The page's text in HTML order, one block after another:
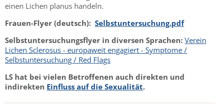
einen Lichen planus handeln.
Frauen-Flyer (deutsch): Selbstuntersuchung.pdf
Selbstuntersuchungsflyer in diversen Sprachen: Verein
Lichen Sclerosus - europaweit engagiert - Symptome /
Selbstuntersuchung / Red Flags
LS hat bei vielen Betroffenen auch direkten und
indirekten Einfluss auf die Sexualität.